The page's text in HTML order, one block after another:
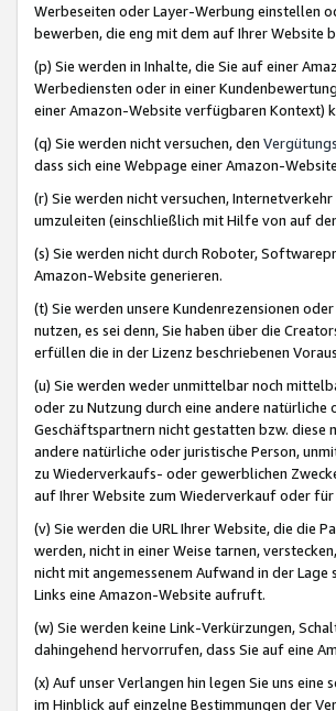
Werbeseiten oder Layer-Werbung einstellen
bewerben, die eng mit dem auf Ihrer Website
(p) Sie werden in Inhalte, die Sie auf einer
Werbediensten oder in einer
einer Amazon-Website verfügbaren Kontext)
(q) Sie werden nicht versuchen, den
dass sich eine Webpage einer Amazon-
(r) Sie werden nicht versuchen,
umzuleiten (einschließlich mit Hilfe von auf
(s) Sie werden nicht durch Roboter,
Amazon-Website generieren.
(t) Sie werden unsere Kundenrezensionen
nutzen, es sei denn, Sie haben über die
erfüllen die in der Lizenz beschriebenen
(u) Sie werden weder unmittelbar noch
oder zu Nutzung durch eine andere natürliche
Geschäftspartnern nicht gestatten bzw. diese
andere natürliche oder juristische Person,
zu Wiederverkaufs- oder gewerblichen
auf Ihrer Website zum Wiederverkauf oder
(v) Sie werden die URL Ihrer Website, die die
werden, nicht in einer Weise tarnen,
nicht mit angemessenem Aufwand in der
Links eine Amazon-Website aufruft.
(w) Sie werden keine Link-Verkürzungen,
dahingehend hervorrufen, dass Sie auf eine
(x) Auf unser Verlangen hin legen Sie uns
im Hinblick auf einzelne Bestimmungen der